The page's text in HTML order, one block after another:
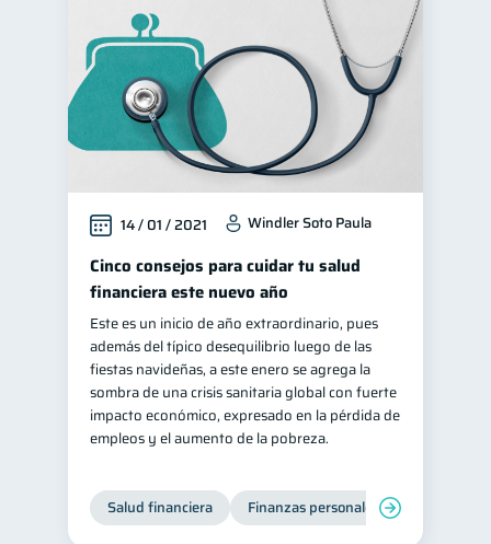
14 / 01 / 2021 Windler Soto Paula
Cinco consejos para cuidar tu salud
financiera este nuevo año
Este es un inicio de año extraordinario, pues
además del típico desequilibrio luego de las
fiestas navideñas, a este enero se agrega la
sombra de una crisis sanitaria global con fuerte
impacto económico, expresado en la pérdida de
empleos y el aumento de la pobreza.
Salud financiera Finanzas personales